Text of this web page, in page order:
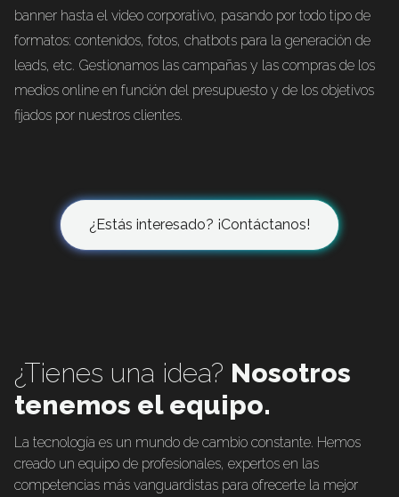
banner hasta el video corporativo, pasando por todo tipo de
formatos: contenidos, fotos, chatbots para la generación de
leads, etc. Gestionamos las campañas y las compras de los
medios online en función del presupuesto y de los objetivos
fijados por nuestros clientes.
¿Estás interesado? ¡Contáctanos!
¿Tienes una idea? Nosotros
tenemos el equipo.
La tecnología es un mundo de cambio constante. Hemos
creado un equipo de profesionales, expertos en las
competencias más vanguardistas para ofrecerte la mejor